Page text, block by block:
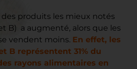
des produits les mieux notés
B) a augmenté, alors que les
vendent moins. En effet, les
B représentent 31% du
rayons alimentaires en